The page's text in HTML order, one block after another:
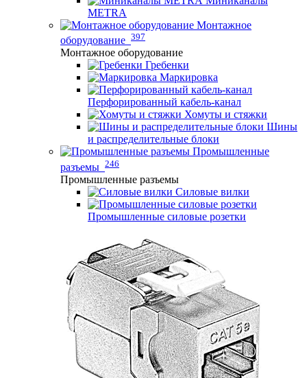
METRA
Монтажное
оборудование 397
Монтажное оборудование
Гребенки
Маркировка
Перфорированный кабель-канал
Хомуты и стяжки
Шины
и распределительные блоки
Промышленные
разъемы 246
Промышленные разъемы
Силовые вилки
Промышленные силовые розетки